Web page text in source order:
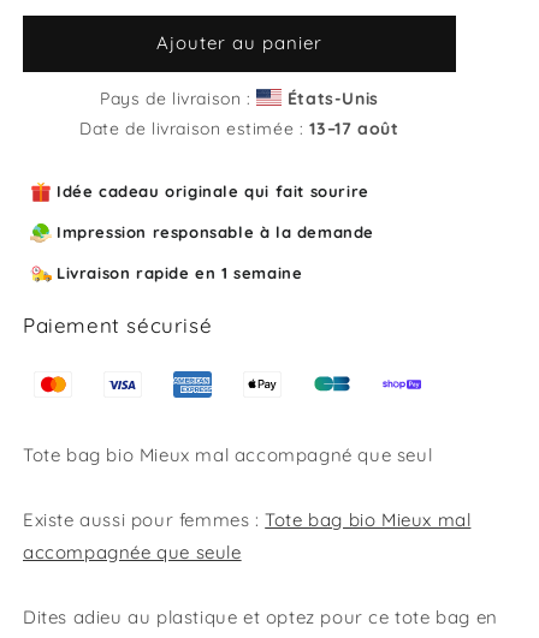
quantité
Tote
accompagné
seul
quantité
de
Tote
bag
bio
accompagné
seul
Ajouter au panier
Pays de livraison :
États-Unis
Date de livraison estimée :13⁠–17 août
Idée cadeau originale qui fait sourire
Impression responsable à la demande
Livraison rapide en 1 semaine
Paiement sécurisé
Tote bag bio Mieux mal accompagné que seul
Existe aussi pour femmes :Tote bag bio Mieux mal
accompagnée que seule
Dites adieu au plastique et optez pour ce tote bag en